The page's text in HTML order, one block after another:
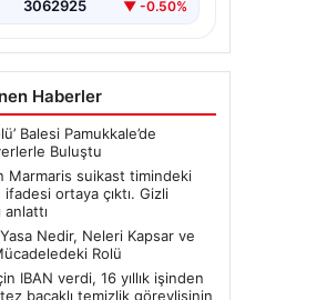
3062925 ▼ -0.50%
Haberler
Balesi Pamukkale’de
Buluştu
Marmaris suikast timindeki
ortaya çıktı. Gizli
anlattı
Nedir, Neleri Kapsar ve
Rolü
IBAN verdi, 16 yıllık işinden
bacaklı temizlik görevlisinin